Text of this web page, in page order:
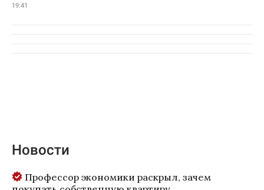
19:41
Новости
Профессор экономики раскрыл, зачем